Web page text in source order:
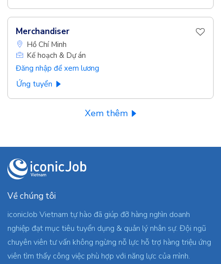
Merchandiser
Hồ Chí Minh
Kế hoạch & Dự án
Đăng nhập để xem lương
Ứng tuyển
Xem thêm
Về chúng tôi
iconicJob Vietnam tự hào đã giúp đỡ hàng nghìn doanh
nghiệp đạt mục tiêu tuyển dụng & quản lý nhân sự. Đội ngũ
chuyên viên tư vấn không ngừng nỗ lực hỗ trợ hàng triệu ứng
viên tìm thấy công việc phù hợp với năng lực của mình.